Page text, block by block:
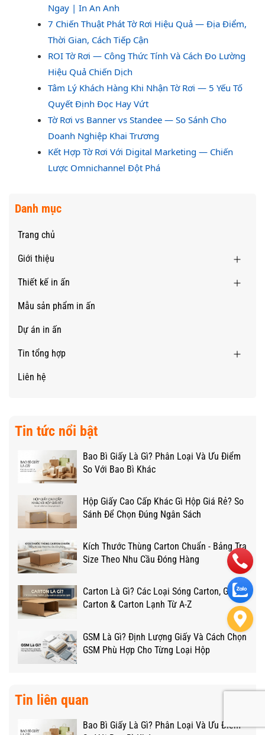
Ngay | In An Anh
7 Chiến Thuật Phát Tờ Rơi Hiệu Quả — Địa Điểm,
Thời Gian, Cách Tiếp Cận
ROI Tờ Rơi — Công Thức Tính Và Cách Đo Lường
Hiệu Quả Chiến Dịch
Tâm Lý Khách Hàng Khi Nhận Tờ Rơi — 5 Yếu Tố
Quyết Định Đọc Hay Vứt
Tờ Rơi vs Banner vs Standee — So Sánh Cho
Doanh Nghiệp Khai Trương
Kết Hợp Tờ Rơi Với Digital Marketing — Chiến
Lược Omnichannel Đột Phá
Danh mục
Trang chủ
Giới thiệu
Thiết kế in ấn
Mẫu sản phẩm in ấn
Dự án in ấn
Tin tổng hợp
Liên hệ
Tin tức nổi bật
Bao Bì Giấy Là Gì? Phân Loại Và Ưu Điểm
So Với Bao Bì Khác
Hộp Giấy Cao Cấp Khác Gì Hộp Giá Rẻ? So
Sánh Để Chọn Đúng Ngân Sách
Kích Thước Thùng Carton Chuẩn - Bảng Tra
Size Theo Nhu Cầu Đóng Hàng
Carton Là Gì? Các Loại Sóng Carton, Giấy
Carton & Carton Lạnh Từ A-Z
GSM Là Gì? Định Lượng Giấy Và Cách Chọn
GSM Phù Hợp Cho Từng Loại Hộp
Tin liên quan
Bao Bì Giấy Là Gì? Phân Loại Và Ưu Điểm